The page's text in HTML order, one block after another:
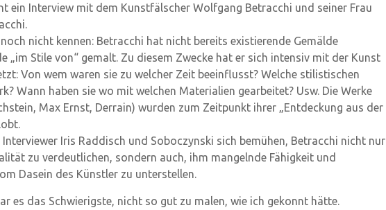
ein Interview mit dem Kunstfälscher Wolfgang Betracchi und seiner Frau
nicht kennen: Betracchi hat nicht bereits existierende Gemälde
„im Stile von“ gemalt. Zu diesem Zwecke hat er sich intensiv mit der Kunst
Von wem waren sie zu welcher Zeit beeinflusst? Welche stilistischen
Wann haben sie wo mit welchen Materialien gearbeitet? Usw. Die Werke
Max Ernst, Derrain) wurden zum Zeitpunkt ihrer „Entdeckung aus der
Iris Raddisch und Soboczynski sich bemühen, Betracchi nicht nur
zu verdeutlichen, sondern auch, ihm mangelnde Fähigkeit und
Dasein des Künstler zu unterstellen.
es das Schwierigste, nicht so gut zu malen, wie ich gekonnt hätte.